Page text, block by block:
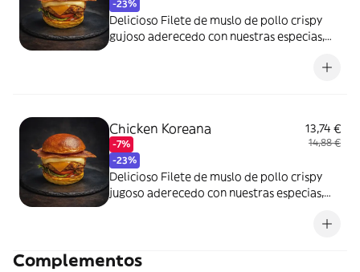
-23%
Delicioso Filete de muslo de pollo crispy
gujoso aderecedo con nuestras especias,
pepinillos, queso cheddar y queso gouda en
Chicken Koreana
-7%
-23%
13,74 €
14,88 €
Delicioso Filete de muslo de pollo crispy
jugoso aderecedo con nuestras especias,
lechuga, tomate, pepinillos, queso cheddar
Bakers Brioche.
Complementos